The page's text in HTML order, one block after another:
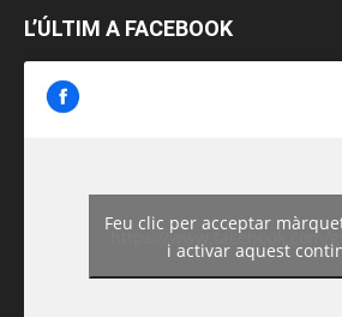
L’ÚLTIM A FACEBOOK
https://www.facebook.com/
Feu clic per acceptar
i activar aquest